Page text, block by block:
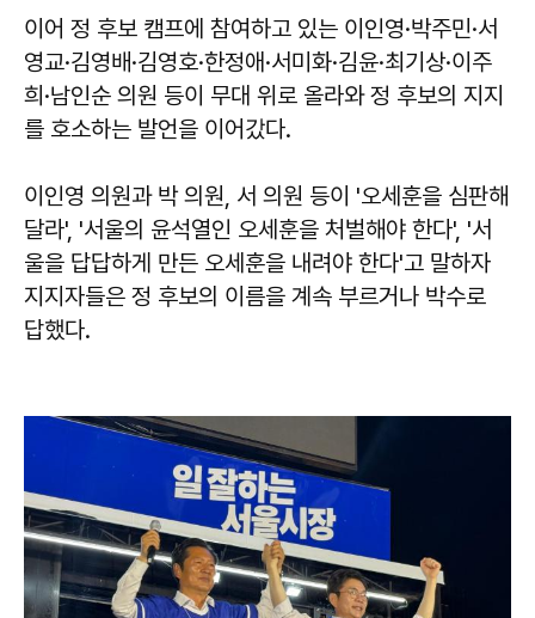
이어 정 후보 캠프에 참여하고 있는 이인영·박주민·서
영교·김영배·김영호·한정애·서미화·김윤·최기상·이주
희·남인순 의원 등이 무대 위로 올라와 정 후보의 지지
를 호소하는 발언을 이어갔다.
이인영 의원과 박 의원, 서 의원 등이 '오세훈을 심판해
달라', '서울의 윤석열인 오세훈을 처벌해야 한다', '서
울을 답답하게 만든 오세훈을 내려야 한다'고 말하자
지지자들은 정 후보의 이름을 계속 부르거나 박수로
답했다.